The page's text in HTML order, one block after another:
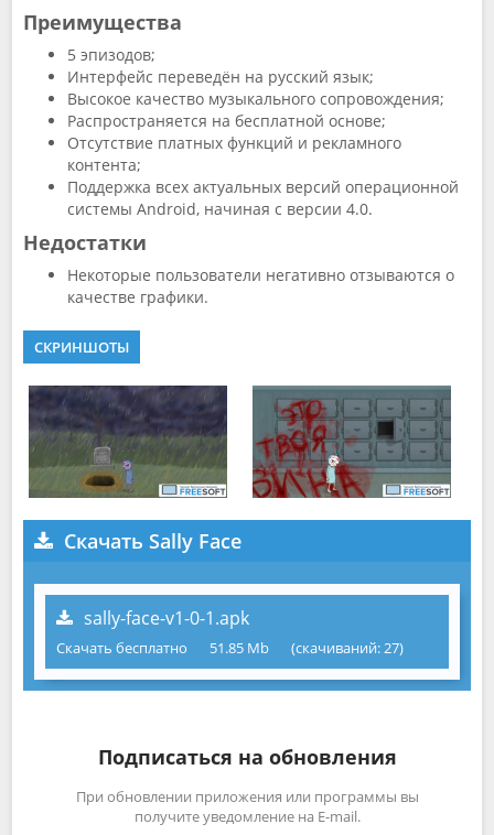
Преимущества
5 эпизодов;
Интерфейс переведён на русский язык;
Высокое качество музыкального сопровождения;
Распространяется на бесплатной основе;
Отсутствие платных функций и рекламного
контента;
Поддержка всех актуальных версий операционной
системы Android, начиная с версии 4.0.
Недостатки
Некоторые пользователи негативно отзываются о
качестве графики.
СКРИНШОТЫ
Скачать Sally Face
sally-face-v1-0-1.apk
Скачать бесплатно 51.85 Mb (cкачиваний: 27)
Подписаться на обновления
При обновлении приложения или программы вы
получите уведомление на E-mail.